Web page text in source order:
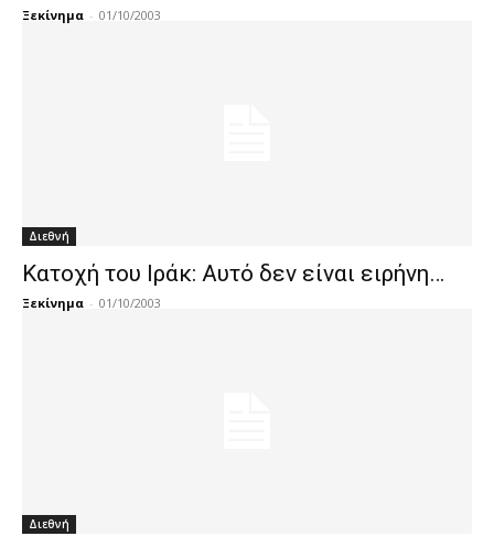
Ξεκίνημα - 01/10/2003
Διεθνή
Κατοχή του Ιράκ: Αυτό δεν είναι ειρήνη…
Ξεκίνημα - 01/10/2003
Διεθνή